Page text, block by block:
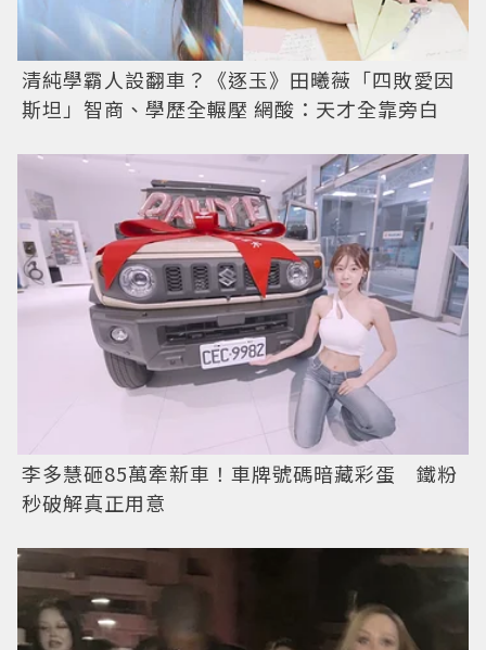
清純學霸人設翻車？《逐玉》田曦薇「四敗愛因
斯坦」智商、學歷全輾壓 網酸：天才全靠旁白
李多慧砸85萬牽新車！車牌號碼暗藏彩蛋 鐵粉
秒破解真正用意